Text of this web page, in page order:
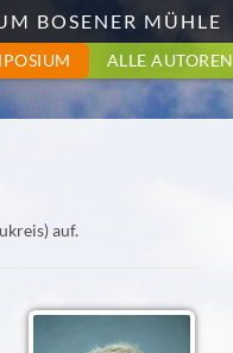
BOSENER MÜHLE
ALLE AUTOREN
auf.